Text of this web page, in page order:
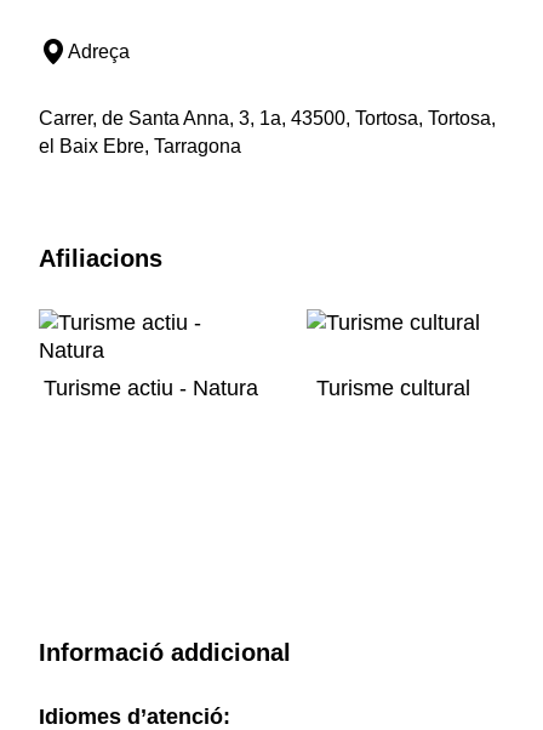
Adreça
Carrer, de Santa Anna, 3, 1a, 43500, Tortosa, Tortosa,
el Baix Ebre, Tarragona
Afiliacions
Turisme actiu - Natura Turisme cultural
Informació addicional
Idiomes d’atenció: